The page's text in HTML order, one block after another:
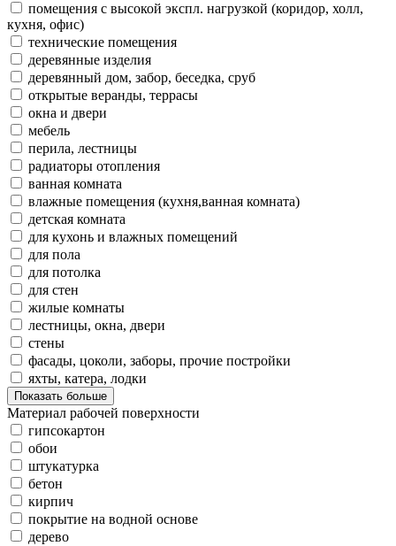
помещения с высокой экспл. нагрузкой (коридор, холл,
кухня, офис)
технические помещения
деревянные изделия
деревянный дом, забор, беседка, сруб
открытые веранды, террасы
окна и двери
мебель
перила, лестницы
радиаторы отопления
ванная комната
влажные помещения (кухня,ванная комната)
детская комната
для кухонь и влажных помещений
для пола
для потолка
для стен
жилые комнаты
лестницы, окна, двери
стены
фасады, цоколи, заборы, прочие постройки
яхты, катера, лодки
Показать больше
Материал рабочей поверхности
гипсокартон
обои
штукатурка
бетон
кирпич
покрытие на водной основе
дерево